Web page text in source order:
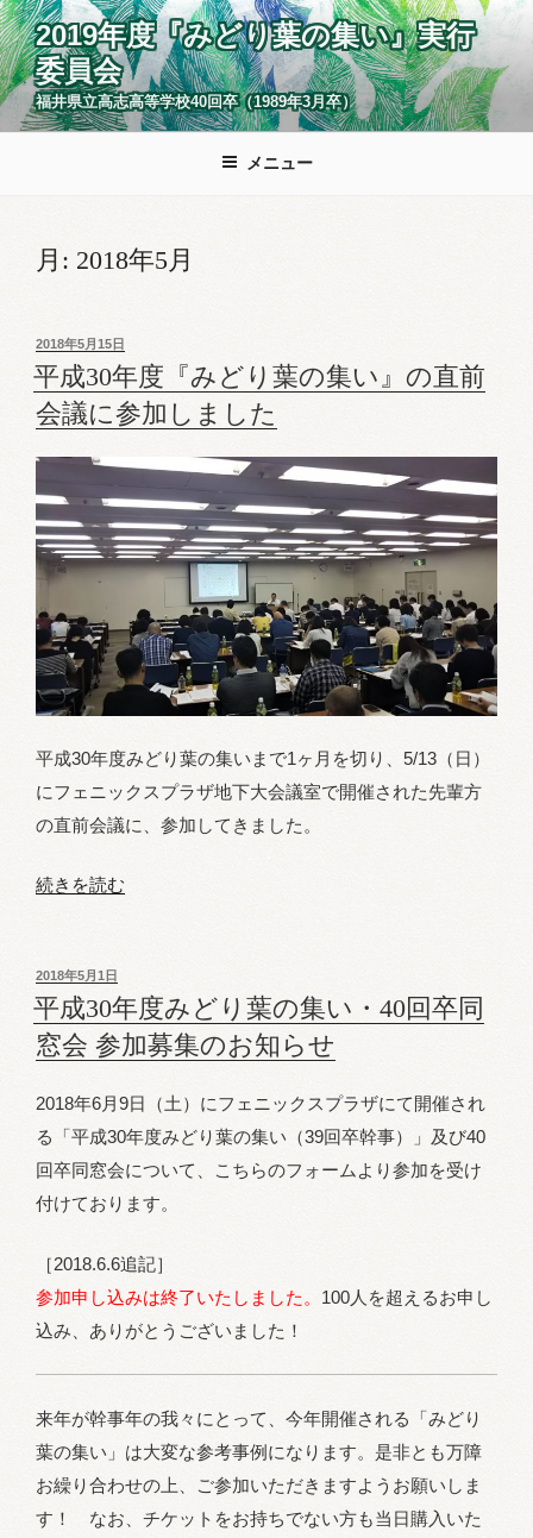
コ
ン
テ
ン
2019年度『みどり葉の集い』実行
委員会
福井県立高志高等学校40回卒（1989年3月卒）
メニュー
月: 2018年5月
投
稿
日:
2018年5月15日
平成30年度『みどり葉の集い』の直前
会議に参加しました
平成30年度みどり葉の集いまで1ヶ月を切り、5/13（日）
にフェニックスプラザ地下大会議室で開催された先輩方
の直前会議に、参加してきました。
“平
年
度
『み
り
葉
の
集
議
に
参
加
続きを読む
投
稿
日:
2018年5月1日
平成30年度みどり葉の集い・40回卒同
窓会 参加募集のお知らせ
2018年6月9日（土）にフェニックスプラザにて開催され
る「平成30年度みどり葉の集い（39回卒幹事）」及び40
回卒同窓会について、こちらのフォームより参加を受け
付けております。
［2018.6.6追記］
参加申し込みは終了いたしました。 100人を超えるお申し
込み、ありがとうございました！
来年が幹事年の我々にとって、今年開催される「みどり
葉の集い」は大変な参考事例になります。是非とも万障
お繰り合わせの上、ご参加いただきますようお願いしま
す！ なお、チケットをお持ちでない方も当日購入いた